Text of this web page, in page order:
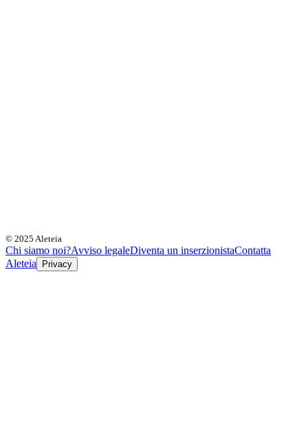
© 2025 Aleteia
Chi siamo noi?Avviso legaleDiventa un inserzionistaContatta
Aleteia
Privacy